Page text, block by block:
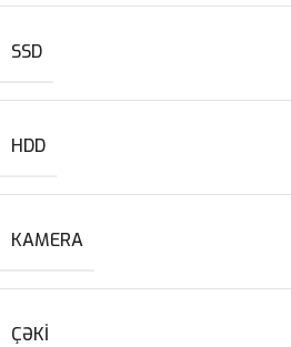
SSD
HDD
KAMERA
ÇƏKI